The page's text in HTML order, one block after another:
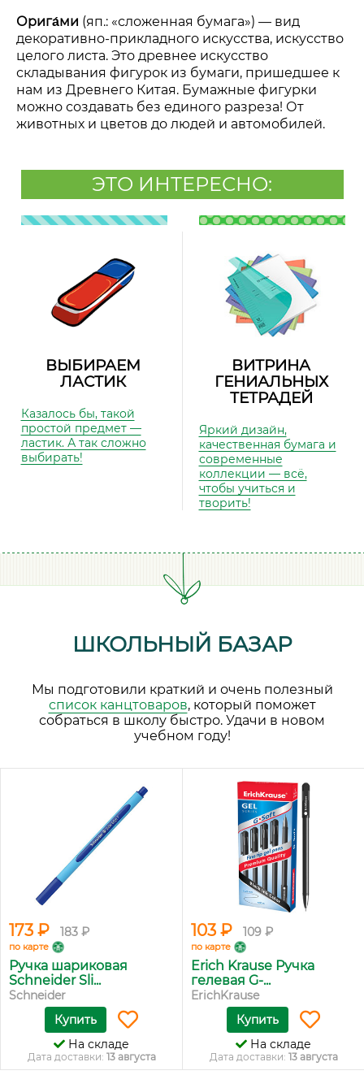
Орига́ми (яп.: «сложенная бумага») — вид
декоративно-прикладного искусства, искусство
целого листа. Это древнее искусство
складывания фигурок из бумаги, пришедшее к
нам из Древнего Китая. Бумажные фигурки
можно создавать без единого разреза! От
животных и цветов до людей и автомобилей.
ЭТО ИНТЕРЕСНО:
ВЫБИРАЕМ
ЛАСТИК
Казалось бы, такой
простой предмет —
ластик. А так сложно
выбирать!
ВИТРИНА
ГЕНИАЛЬНЫХ
ТЕТРАДЕЙ
Яркий дизайн,
качественная бумага и
современные
коллекции — всё,
чтобы учиться и
творить!
ШКОЛЬНЫЙ БАЗАР
Мы подготовили краткий и очень полезный
список канцтоваров, который поможет
собраться в школу быстро. Удачи в новом
учебном году!
173 ₽ 183 ₽
по карте
Ручка шариковая
Schneider Sli...
Schneider
Купить
На складе
Дата доставки: 13 августа
103 ₽ 109 ₽
по карте
Erich Krause Ручка
гелевая G-...
ErichKrause
Купить
На складе
Дата доставки: 13 августа